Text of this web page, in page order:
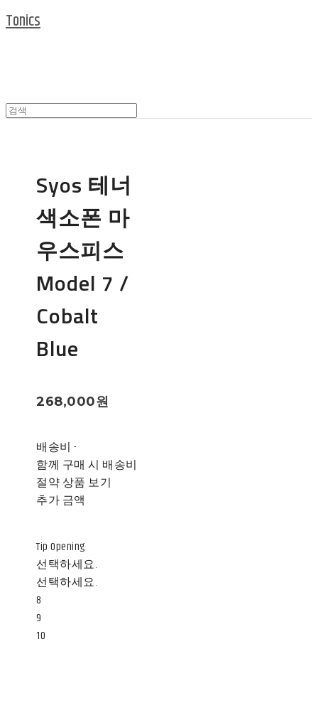
Tonics
Syos 테너
색소폰 마
우스피스
Model 7 /
Cobalt
Blue
268,000원
배송비-
함께 구매 시 배송비
절약 상품 보기
추가 금액
Tip Opening
선택하세요.
선택하세요.
8
9
10